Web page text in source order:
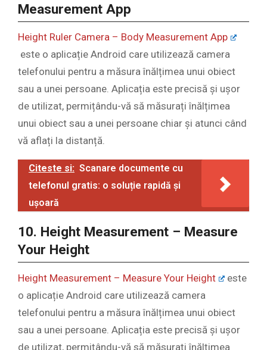
Measurement App
Height Ruler Camera – Body Measurement App
este o aplicație Android care utilizează camera
telefonului pentru a măsura înălțimea unui obiect
sau a unei persoane. Aplicația este precisă și ușor
de utilizat, permițându-vă să măsurați înălțimea
unui obiect sau a unei persoane chiar și atunci când
vă aflați la distanță.
Citeste si: Scanare documente cu
telefonul gratis: o soluție rapidă și
ușoară
10. Height Measurement – Measure
Your Height
Height Measurement – Measure Your Height
este
o aplicație Android care utilizează camera
telefonului pentru a măsura înălțimea unui obiect
sau a unei persoane. Aplicația este precisă și ușor
de utilizat, permițându-vă să măsurați înălțimea